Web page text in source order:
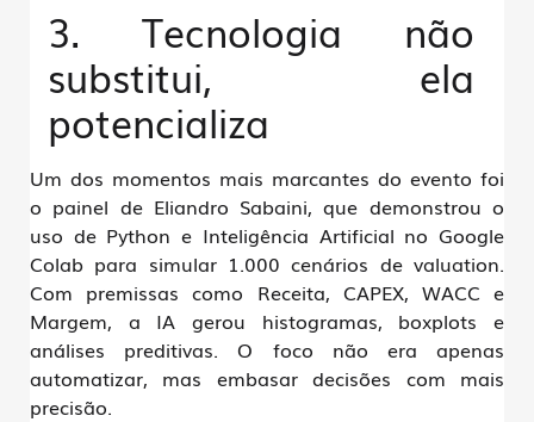
3. Tecnologia não
substitui, ela
potencializa
Um dos momentos mais marcantes do evento foi
o painel de Eliandro Sabaini, que demonstrou o
uso de Python e Inteligência Artificial no Google
Colab para simular 1.000 cenários de valuation.
Com premissas como Receita, CAPEX, WACC e
Margem, a IA gerou histogramas, boxplots e
análises preditivas. O foco não era apenas
automatizar, mas embasar decisões com mais
precisão.